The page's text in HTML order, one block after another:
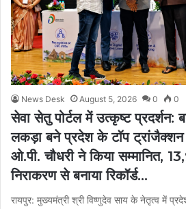
News Desk August 5, 2026 0 0
सेवा सेतु पोर्टल में उत्कृष्ट प्रदर्शन:
लकड़ा बने प्रदेश के टॉप ट्रांजैक्शन
ओ.पी. चौधरी ने किया सम्मानित,
निराकरण से बनाया रिकॉर्ड…
रायपुर: मुख्यमंत्री श्री विष्णुदेव साय के नेतृत्व में